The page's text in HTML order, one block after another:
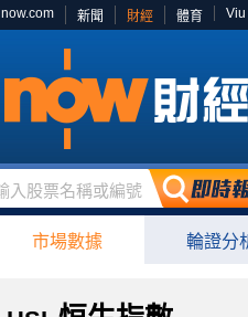
now.com 新聞 財經 體育 Viu
入股票名稱或編號
市場數據 輪證分